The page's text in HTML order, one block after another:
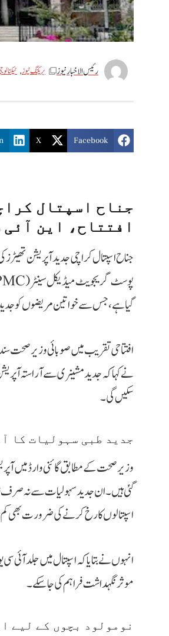
رئیس الاخبار نیوز بریکنگ نیوز,
Facebook
X
جناح اسپتال
افتتاح، این
جناح اسپتال کراچی جدید آپریشن
گیا ہے، جس سے خواتین مریضوں کو
افتتاحی تقریب میں صوبائی وزیر صحت
نے کہا کہ جدید مشینری سے آراستہ
سکیں گی۔
جدید طبی سہولیات کا
وزیر صحت کے مطابق گائنی وارڈ میں
گئی ہیں۔ ان جدید سہولیات سے نہ صرف
اسپتالوں کا رخ کرنے کی ضرورت بھی
موثر نگہداشت فراہم کی جا سکے۔
نومولود بچوں کے لیے